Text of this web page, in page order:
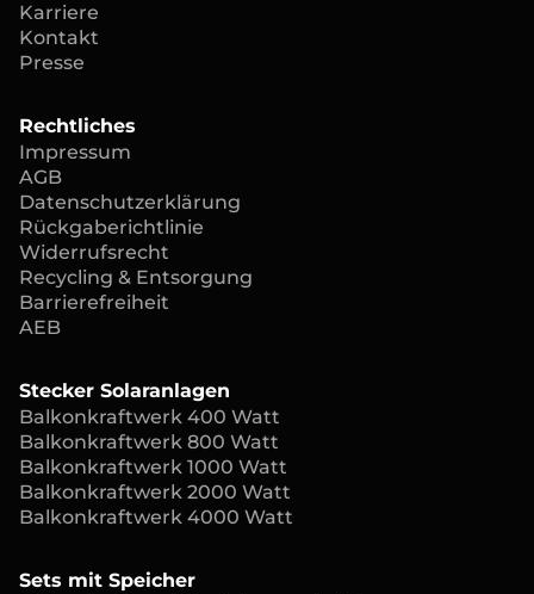
Karriere
Kontakt
Presse
Rechtliches
Impressum
AGB
Datenschutzerklärung
Rückgaberichtlinie
Widerrufsrecht
Recycling & Entsorgung
Barrierefreiheit
AEB
Stecker Solaranlagen
Balkonkraftwerk 400 Watt
Balkonkraftwerk 800 Watt
Balkonkraftwerk 1000 Watt
Balkonkraftwerk 2000 Watt
Balkonkraftwerk 4000 Watt
Sets mit Speicher